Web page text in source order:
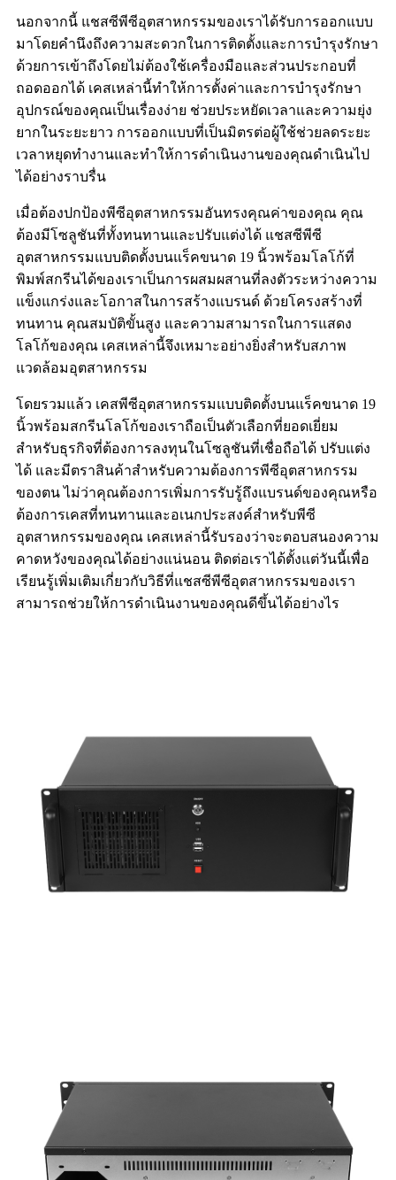
นอกจากนี้ แชสซีพีซีอุตสาหกรรมของเราได้รับการออกแบบ
มาโดยคำนึงถึงความสะดวกในการติดตั้งและการบำรุงรักษา
ด้วยการเข้าถึงโดยไม่ต้องใช้เครื่องมือและส่วนประกอบที่
ถอดออกได้ เคสเหล่านี้ทำให้การตั้งค่าและการบำรุงรักษา
อุปกรณ์ของคุณเป็นเรื่องง่าย ช่วยประหยัดเวลาและความยุ่ง
ยากในระยะยาว การออกแบบที่เป็นมิตรต่อผู้ใช้ช่วยลดระยะ
เวลาหยุดทำงานและทำให้การดำเนินงานของคุณดำเนินไป
ได้อย่างราบรื่น
เมื่อต้องปกป้องพีซีอุตสาหกรรมอันทรงคุณค่าของคุณ คุณ
ต้องมีโซลูชันที่ทั้งทนทานและปรับแต่งได้ แชสซีพีซี
อุตสาหกรรมแบบติดตั้งบนแร็คขนาด 19 นิ้วพร้อมโลโก้ที่
พิมพ์สกรีนได้ของเราเป็นการผสมผสานที่ลงตัวระหว่างความ
แข็งแกร่งและโอกาสในการสร้างแบรนด์ ด้วยโครงสร้างที่
ทนทาน คุณสมบัติขั้นสูง และความสามารถในการแสดง
โลโก้ของคุณ เคสเหล่านี้จึงเหมาะอย่างยิ่งสำหรับสภาพ
แวดล้อมอุตสาหกรรม
โดยรวมแล้ว เคสพีซีอุตสาหกรรมแบบติดตั้งบนแร็คขนาด 19
นิ้วพร้อมสกรีนโลโก้ของเราถือเป็นตัวเลือกที่ยอดเยี่ยม
สำหรับธุรกิจที่ต้องการลงทุนในโซลูชันที่เชื่อถือได้ ปรับแต่ง
ได้ และมีตราสินค้าสำหรับความต้องการพีซีอุตสาหกรรม
ของตน ไม่ว่าคุณต้องการเพิ่มการรับรู้ถึงแบรนด์ของคุณหรือ
ต้องการเคสที่ทนทานและอเนกประสงค์สำหรับพีซี
อุตสาหกรรมของคุณ เคสเหล่านี้รับรองว่าจะตอบสนองความ
คาดหวังของคุณได้อย่างแน่นอน ติดต่อเราได้ตั้งแต่วันนี้เพื่อ
เรียนรู้เพิ่มเติมเกี่ยวกับวิธีที่แชสซีพีซีอุตสาหกรรมของเรา
สามารถช่วยให้การดำเนินงานของคุณดีขึ้นได้อย่างไร